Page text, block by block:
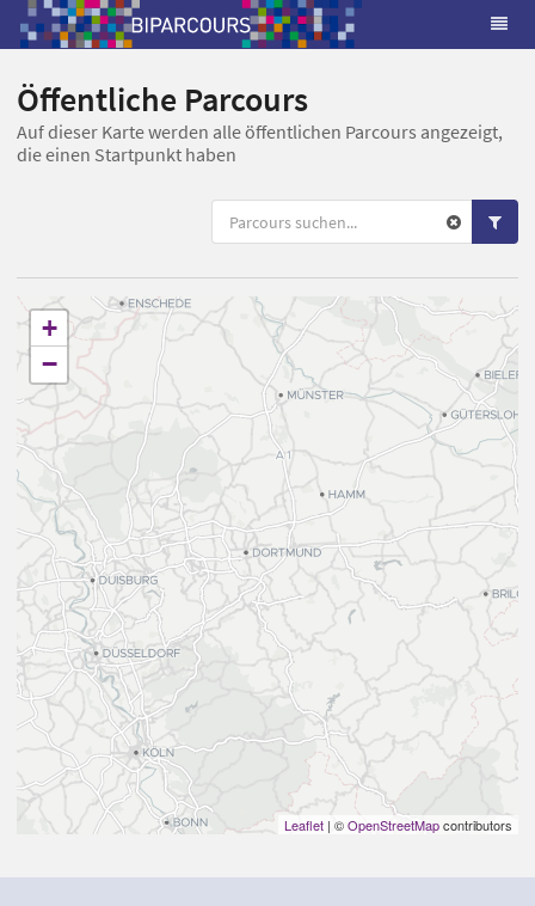
Öffentliche Parcours
Auf dieser Karte werden alle öffentlichen Parcours angezeigt,
die einen Startpunkt haben
+
−
Leaflet | ©OpenStreetMapcontributors